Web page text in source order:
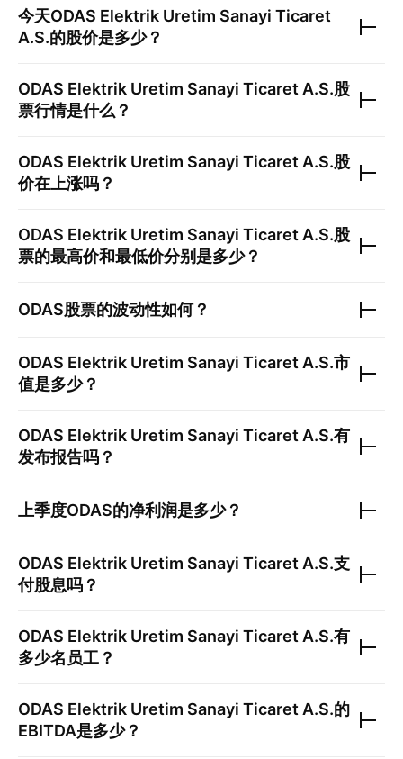
今天ODAS Elektrik Uretim Sanayi Ticaret
A.S.的股价是多少？
ODAS Elektrik Uretim Sanayi Ticaret A.S.股
票行情是什么？
ODAS Elektrik Uretim Sanayi Ticaret A.S.股
价在上涨吗？
ODAS Elektrik Uretim Sanayi Ticaret A.S.股
票的最高价和最低价分别是多少？
ODAS股票的波动性如何？
ODAS Elektrik Uretim Sanayi Ticaret A.S.市
值是多少？
ODAS Elektrik Uretim Sanayi Ticaret A.S.有
发布报告吗？
上季度ODAS的净利润是多少？
ODAS Elektrik Uretim Sanayi Ticaret A.S.支
付股息吗？
ODAS Elektrik Uretim Sanayi Ticaret A.S.有
多少名员工？
ODAS Elektrik Uretim Sanayi Ticaret A.S.的
EBITDA是多少？